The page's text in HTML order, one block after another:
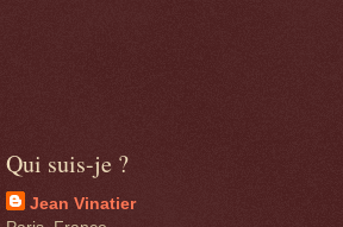
Qui suis-je ?
Jean Vinatier